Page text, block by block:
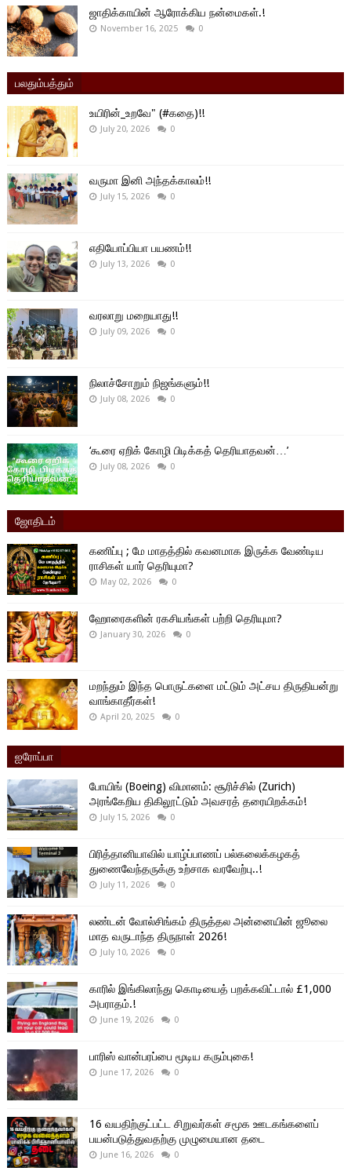
ஜாதிக்காயின் ஆரோக்கிய நன்மைகள்.!
November 16, 2025 0
பலதும்பத்தும்
உயிரின்_உறவே" (#கதை)!!
July 20, 2026 0
வருமா இனி அந்தக்காலம்!!
July 15, 2026 0
எதியோப்பியா பயணம்!!
July 13, 2026 0
வரலாறு மறையாது!!
July 09, 2026 0
நிலாச்சோறும் நிஜங்களும்!!
July 08, 2026 0
‘கூரை ஏறிக் கோழி பிடிக்கத் தெரியாதவன்…’
July 08, 2026 0
ஜோதிடம்
கணிப்பு ; மே மாதத்தில் கவனமாக இருக்க வேண்டிய
ராசிகள் யார் தெரியுமா?
May 02, 2026 0
ஹோரைகளின் ரகசியங்கள் பற்றி தெரியுமா?
January 30, 2026 0
மறந்தும் இந்த பொருட்களை மட்டும் அட்சய திருதியன்று
வாங்காதீர்கள்!
April 20, 2025 0
ஐரோப்பா
போயிங் (Boeing) விமானம்: சூரிச்சில் (Zurich)
அரங்கேறிய திகிலூட்டும் அவசரத் தரையிறக்கம்!
July 15, 2026 0
பிரித்தானியாவில் யாழ்ப்பாணப் பல்கலைக்கழகத்
துணைவேந்தருக்கு உற்சாக வரவேற்பு..!
July 11, 2026 0
லண்டன் வோல்சிங்கம் திருத்தல அன்னையின் ஜூலை
மாத வருடாந்த திருநாள் 2026!
July 10, 2026 0
காரில் இங்கிலாந்து கொடியைத் பறக்கவிட்டால் £1,000
அபராதம்.!
June 19, 2026 0
பாரிஸ் வான்பரப்பை மூடிய கரும்புகை!
June 17, 2026 0
16 வயதிற்குட்பட்ட சிறுவர்கள் சமூக ஊடகங்களைப்
பயன்படுத்துவதற்கு முழுமையான தடை
June 16, 2026 0